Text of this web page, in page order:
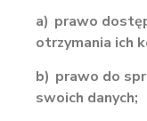
a) prawo
otrzymania ich
b) prawo do
swoich danych;